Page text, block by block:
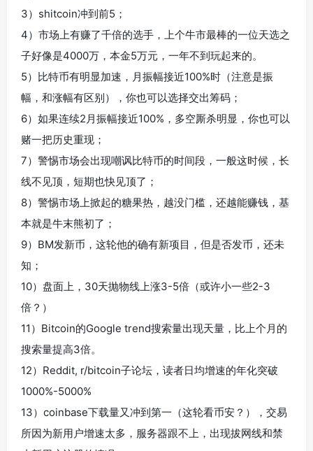
3）shitcoin冲到前5；
4）市场上有赚了千倍的选手，上个牛市最棒的一位天选之
子好像是4000万，本金5万元，一年不到玩起来的。
5）比特币有明显加速，月振幅接近100%时（注意是振
幅，和涨幅有区别），你也可以选择交出筹码；
6）如果连续2月振幅接近100%，多空厮杀明显，你也可以
赌一把历史重现；
7）警惕市场会出现嘲讽比特币的时间段，一般这时候，长
线不见顶，短期也快见顶了；
8）警惕市场上掀起的糖果热，越没门槛，还越能赚钱，基
本就是牛末熊初了；
9）BM发新币，这轮他的确有新项目，但是否发币，还未
知；
10）盘面上，30天抛物线上涨3-5倍（或许小一些2-3
倍？）
11）Bitcoin的Google trend搜索量出现天量，比上个月的
搜索量提高3倍。
12）Reddit, r/bitcoin子论坛，读者日均增速的年化突破
1000%-5000%
13）coinbase下载量又冲到第一（这轮看币安？），交易
所因为新用户增速太多，服务器跟不上，出现拔网线和禁